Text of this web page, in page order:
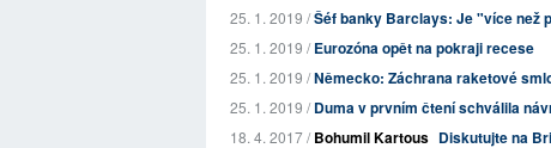
25. 1. 2019 /Šéf banky Barclays: Je "více než
25. 1. 2019 /Eurozóna opět na pokraji recese
25. 1. 2019 /Německo: Záchrana raketové
25. 1. 2019 /Duma v prvním čtení schválila
18. 4. 2017 /Bohumil Kartous Diskutujte na